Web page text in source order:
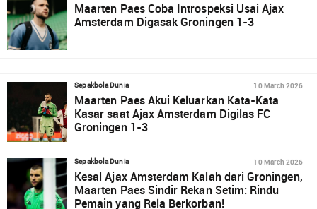
Maarten Paes Coba Introspeksi Usai Ajax
Amsterdam Digasak Groningen 1-3
Sepakbola Dunia 10 March 2026
Maarten Paes Akui Keluarkan Kata-Kata
Kasar saat Ajax Amsterdam Digilas FC
Groningen 1-3
Sepakbola Dunia 10 March 2026
Kesal Ajax Amsterdam Kalah dari Groningen,
Maarten Paes Sindir Rekan Setim: Rindu
Pemain yang Rela Berkorban!